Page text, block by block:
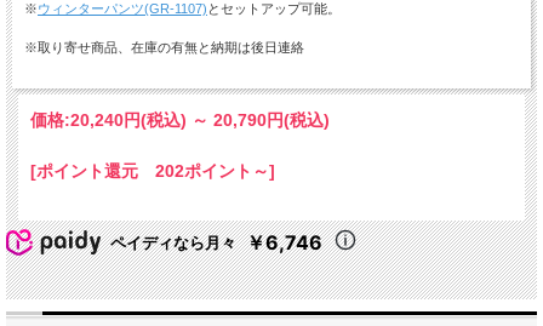
※ウィンターパンツ(GR-1107) とセットアップ可能。
※取り寄せ商品、在庫の有無と納期は後日連絡
価格:20,240円(税込) ～ 20,790円(税込)
[ポイント還元 202ポイント～]
ペイディなら月々 ￥6,746